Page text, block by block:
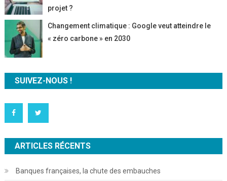
projet ?
Changement climatique : Google veut atteindre le
« zéro carbone » en 2030
SUIVEZ-NOUS !
ARTICLES RÉCENTS
Banques françaises, la chute des embauches